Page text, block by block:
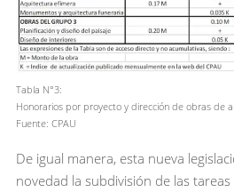
Tabla N°3:
Honorarios por proyecto y dirección de obras de
Fuente: CPAU
De igual manera, esta nueva
novedad la subdivisión de las tareas